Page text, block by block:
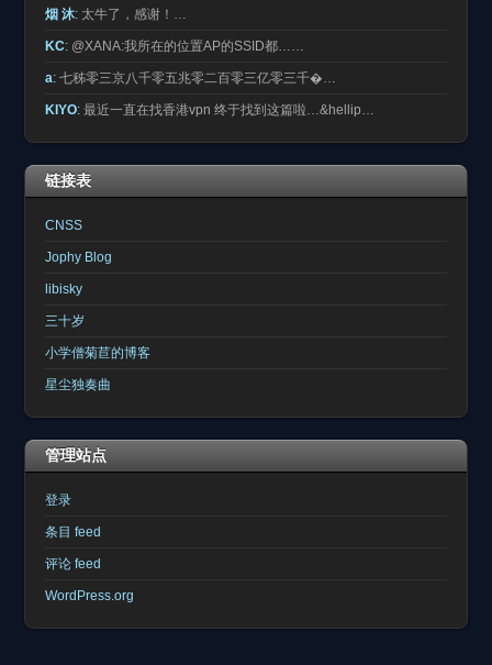
烟 沐: 太牛了，感谢！…
KC: @XANA:我所在的位置AP的SSID都……
a: 七秭零三京八千零五兆零二百零三亿零三千�…
KIYO: 最近一直在找香港vpn 终于找到这篇啦…&hellip…
链接表
CNSS
Jophy Blog
libisky
三十岁
小学僧菊苣的博客
星尘独奏曲
管理站点
登录
条目 feed
评论 feed
WordPress.org